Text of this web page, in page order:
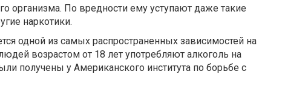
организма. По вредности ему уступают даже такие
наркотики.
одной из самых распространенных зависимостей на
возрастом от 18 лет употребляют алкоголь на
получены у Американского института по борьбе с